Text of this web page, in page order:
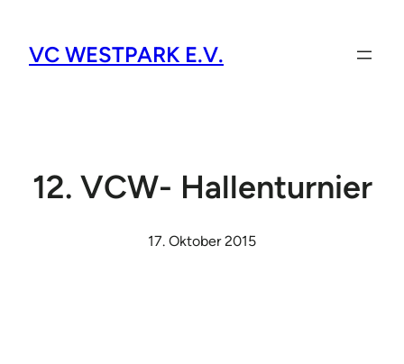
VC WESTPARK E.V.
12. VCW- Hallenturnier
17. Oktober 2015